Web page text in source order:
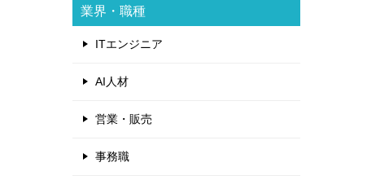
業界・職種
ITエンジニア
AI人材
営業・販売
事務職